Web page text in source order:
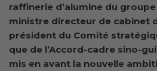
raffinerie d’alumine du
ministre directeur de cabinet
président du Comité
que de l’Accord-cadre sino-
mis en avant la nouvelle